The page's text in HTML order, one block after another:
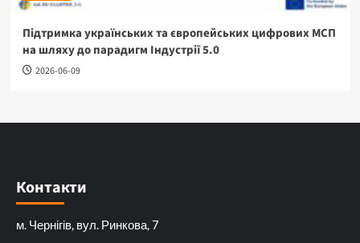
Підтримка українських та європейських цифрових МСП
на шляху до парадигм Індустрії 5.0
2026-06-09
Контакти
м. Чернігів, вул. Ринкова, 7